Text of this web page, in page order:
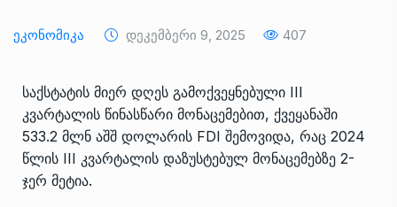
Ეკონომიკა Დეკემბერი 9, 2025 407
საქსტატის მიერ დღეს გამოქვეყნებული III
კვარტალის წინასწარი მონაცემებით, ქვეყანაში
533.2 მლნ აშშ დოლარის FDI შემოვიდა, რაც 2024
წლის III კვარტალის დაზუსტებულ მონაცემებზე 2-
ჯერ მეტია.